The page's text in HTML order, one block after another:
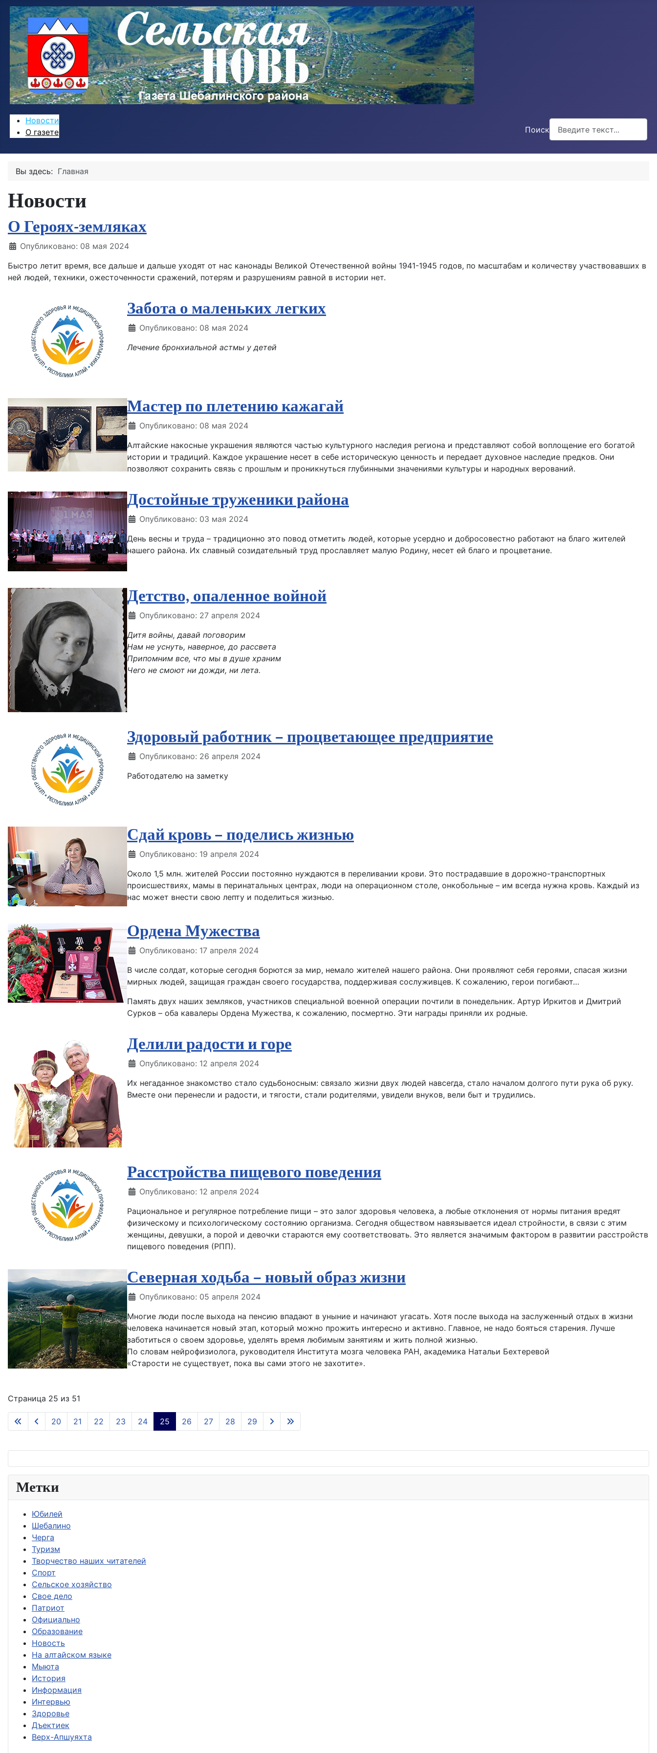
Новости
О газете
Поиск
Вы здесь: Главная
Новости
О Героях-земляках
Информация о материале
Опубликовано: 08 мая 2024
Быстро летит время, все дальше и дальше уходят от нас канонады Великой Отечественной войны 1941-1945 годов, по масштабам и количеству участвовавших в
ней людей, техники, ожесточенности сражений, потерям и разрушениям равной в истории нет.
Забота о маленьких легких
Информация о материале
Опубликовано: 08 мая 2024
Лечение бронхиальной астмы у детей
Мастер по плетению кажагай
Информация о материале
Опубликовано: 08 мая 2024
Алтайские накосные украшения являются частью культурного наследия региона и представляют собой воплощение его богатой
истории и традиций. Каждое украшение несет в себе историческую ценность и передает духовное наследие предков. Они
позволяют сохранить связь с прошлым и проникнуться глубинными значениями культуры и народных верований.
Достойные труженики района
Информация о материале
Опубликовано: 03 мая 2024
День весны и труда – традиционно это повод отметить людей, которые усердно и добросовестно работают на благо жителей
нашего района. Их славный созидательный труд прославляет малую Родину, несет ей благо и процветание.
Детство, опаленное войной
Информация о материале
Опубликовано: 27 апреля 2024
Дитя войны, давай поговорим
Нам не уснуть, наверное, до рассвета
Припомним все, что мы в душе храним
Чего не смоют ни дожди, ни лета.
Здоровый работник – процветающее предприятие
Информация о материале
Опубликовано: 26 апреля 2024
Работодателю на заметку
Сдай кровь – поделись жизнью
Информация о материале
Опубликовано: 19 апреля 2024
Около 1,5 млн. жителей России постоянно нуждаются в переливании крови. Это пострадавшие в дорожно-транспортных
происшествиях, мамы в перинатальных центрах, люди на операционном столе, онкобольные – им всегда нужна кровь. Каждый из
нас может внести свою лепту и поделиться жизнью.
Ордена Мужества
Информация о материале
Опубликовано: 17 апреля 2024
В числе солдат, которые сегодня борются за мир, немало жителей нашего района. Они проявляют себя героями, спасая жизни
мирных людей, защищая граждан своего государства, поддерживая сослуживцев. К сожалению, герои погибают…
Память двух наших земляков, участников специальной военной операции почтили в понедельник. Артур Иркитов и Дмитрий
Сурков – оба кавалеры Ордена Мужества, к сожалению, посмертно. Эти награды приняли их родные.
Делили радости и горе
Информация о материале
Опубликовано: 12 апреля 2024
Их негаданное знакомство стало судьбоносным: связало жизни двух людей навсегда, стало началом долгого пути рука об руку.
Вместе они перенесли и радости, и тягости, стали родителями, увидели внуков, вели быт и трудились.
Расстройства пищевого поведения
Информация о материале
Опубликовано: 12 апреля 2024
Рациональное и регулярное потребление пищи – это залог здоровья человека, а любые отклонения от нормы питания вредят
физическому и психологическому состоянию организма. Сегодня обществом навязывается идеал стройности, в связи с этим
женщины, девушки, а порой и девочки стараются ему соответствовать. Это является значимым фактором в развитии расстройств
пищевого поведения (РПП).
Северная ходьба – новый образ жизни
Информация о материале
Опубликовано: 05 апреля 2024
Многие люди после выхода на пенсию впадают в уныние и начинают угасать. Хотя после выхода на заслуженный отдых в жизни
человека начинается новый этап, который можно прожить интересно и активно. Главное, не надо бояться старения. Лучше
заботиться о своем здоровье, уделять время любимым занятиям и жить полной жизнью.
По словам нейрофизиолога, руководителя Института мозга человека РАН, академика Натальи Бехтеревой
«Старости не существует, пока вы сами этого не захотите».
Страница 25 из 51
20 21 22 23 24 25 26 27 28 29
Метки
Юбилей
Шебалино
Черга
Туризм
Творчество наших читателей
Спорт
Сельское хозяйство
Свое дело
Патриот
Официально
Образование
Новость
На алтайском языке
Мыюта
История
Информация
Интервью
Здоровье
Дъектиек
Верх-Апшуяхта